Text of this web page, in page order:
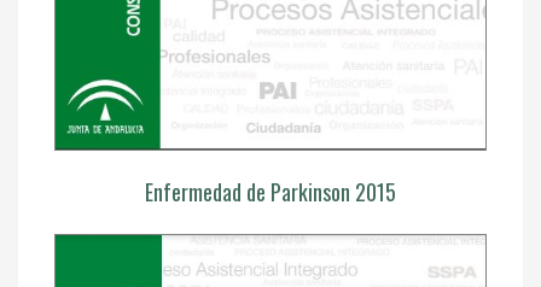
Enfermedad de Parkinson 2015